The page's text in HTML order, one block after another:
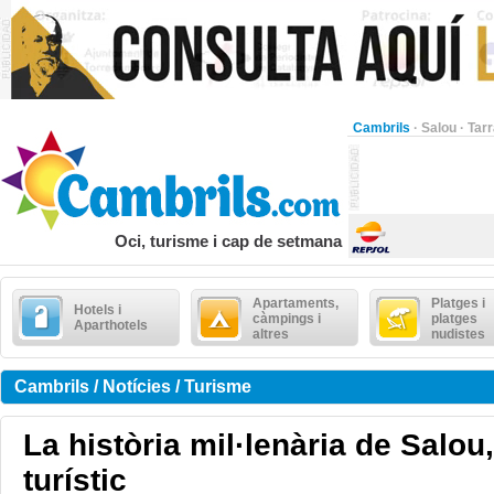
Cambrils · Salou ·
Oci, turisme i cap de setmana
Hotels i
Aparthotels
Apartaments,
càmpings i
altres
Platges i
platges
nudistes
Cambrils / Notícies / Turisme
La història mil·lenària de
turístic